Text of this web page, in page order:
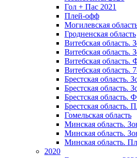
Гол + Пас 2021
Плей-офф
Могилевская
Гродненская область
Витебская область.
Витебская область.
Витебская область.
Витебская область.
Брестская область.
Брестская область.
Брестская область.
Брестская область.
Гомельская область
Минская область.
Минская область.
Минская область.
2020